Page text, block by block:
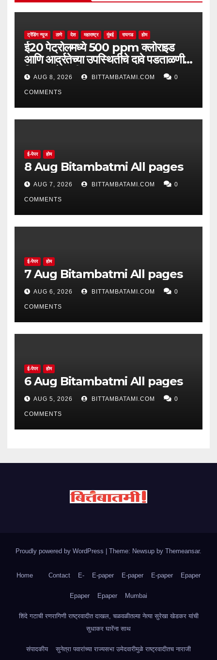
ट्रेंडिंग न्यूज ठाणे देश महाराष्ट्र मुंबई रायगड होम
ई20 पेट्रोलमध्ये 500 ppm क्लोराइड
आणि आर्द्रतेच्या उपस्थितीचे दावे पडताळणीत
सिद्ध झाले नाहीत
AUG 8, 2026 BITTAMBATAMI.COM 0
COMMENTS
ई-पेपर होम
8 Aug Bitambatmi All pages
AUG 7, 2026 BITTAMBATAMI.COM 0
COMMENTS
ई-पेपर होम
7 Aug Bitambatmi All pages
AUG 6, 2026 BITTAMBATAMI.COM 0
COMMENTS
ई-पेपर होम
6 Aug Bitambatmi All pages
AUG 5, 2026 BITTAMBATAMI.COM 0
COMMENTS
Proudly powered by WordPress | Theme: Newsup by Themeansar.
Home Contact E- E-paper E-paper E-paper Epaper
Epaper Epaper Mumbai
शिंदे गटाची रणरागिणी राष्ट्रवादीत दाखल, चळवळीतल्या नेत्या सुरेखा खेडकर यांची
सुधाकर घारेंना साथ
संपादकीय सुनेत्रा पवारांच्या राज्यसभा उमेदवारीमुळे राष्ट्रवादीतच नाराजी